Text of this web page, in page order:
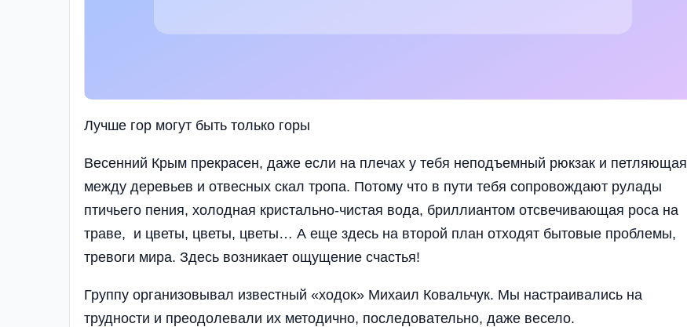
Лучше гор могут быть только горы
Весенний Крым прекрасен, даже если на плечах у тебя неподъемный рюкзак и петляющая
между деревьев и отвесных скал тропа. Потому что в пути тебя сопровождают рулады
птичьего пения, холодная кристально-чистая вода, бриллиантом отсвечивающая роса на
траве, и цветы, цветы, цветы… А еще здесь на второй план отходят бытовые проблемы,
тревоги мира. Здесь возникает ощущение счастья!
Группу организовывал известный «ходок» Михаил Ковальчук. Мы настраивались на
трудности и преодолевали их методично, последовательно, даже весело.